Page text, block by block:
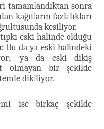
tamamlandıktan sonra
kağıtların fazlalıkları
kesiliyor.
eski halinde olduğu
Bu da ya eski halindeki
ya da eski dikiş
olmayan bir şekilde
dikiliyor.
ise birkaç şekilde